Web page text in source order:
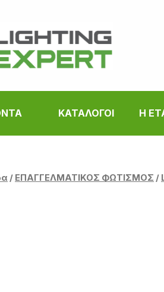
ΚΑΤΑΛΟΓΟΙ Η
/ ΕΠΑΓΓΕΛΜΑΤΙΚΟΣ ΦΩΤΙΣΜΟΣ /